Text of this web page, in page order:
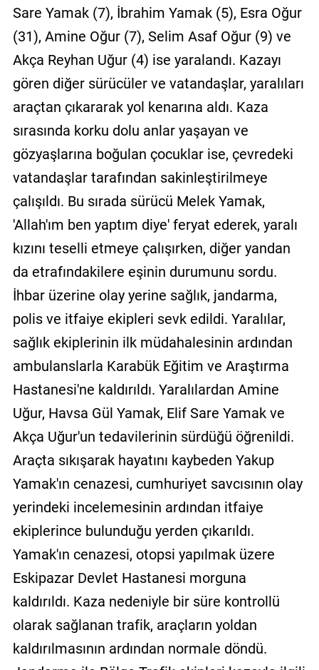
Sare Yamak (7), İbrahim Yamak (5), Esra Oğur
(31), Amine Oğur (7), Selim Asaf Oğur (9) ve
Akça Reyhan Uğur (4) ise yaralandı. Kazayı
gören diğer sürücüler ve vatandaşlar, yaralıları
araçtan çıkararak yol kenarına aldı. Kaza
sırasında korku dolu anlar yaşayan ve
gözyaşlarına boğulan çocuklar ise, çevredeki
vatandaşlar tarafından sakinleştirilmeye
çalışıldı. Bu sırada sürücü Melek Yamak,
'Allah'ım ben yaptım diye' feryat ederek, yaralı
kızını teselli etmeye çalışırken, diğer yandan
da etrafındakilere eşinin durumunu sordu.
İhbar üzerine olay yerine sağlık, jandarma,
polis ve itfaiye ekipleri sevk edildi. Yaralılar,
sağlık ekiplerinin ilk müdahalesinin ardından
ambulanslarla Karabük Eğitim ve Araştırma
Hastanesi'ne kaldırıldı. Yaralılardan Amine
Uğur, Havsa Gül Yamak, Elif Sare Yamak ve
Akça Uğur'un tedavilerinin sürdüğü öğrenildi.
Araçta sıkışarak hayatını kaybeden Yakup
Yamak'ın cenazesi, cumhuriyet savcısının olay
yerindeki incelemesinin ardından itfaiye
ekiplerince bulunduğu yerden çıkarıldı.
Yamak'ın cenazesi, otopsi yapılmak üzere
Eskipazar Devlet Hastanesi morguna
kaldırıldı. Kaza nedeniyle bir süre kontrollü
olarak sağlanan trafik, araçların yoldan
kaldırılmasının ardından normale döndü.